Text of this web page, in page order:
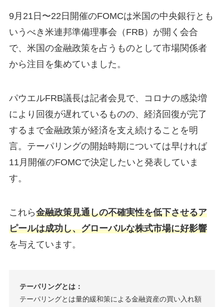
9月21日〜22日開催のFOMCは米国の中央銀行とも
いうべき米連邦準備理事会（FRB）が開く会合
で、米国の金融政策を占うものとして市場関係者
から注目を集めていました。
パウエルFRB議長は記者会見で、コロナの感染増
により回復が遅れているものの、経済回復が完了
するまで金融政策が経済を支え続けることを明
言。テーパリングの開始時期については早ければ
11月開催のFOMCで決定したいと発表していま
す。
これら金融政策見通しの不確実性を低下させるア
ピールは成功し、グローバルな株式市場に好影響
を与えています。
テーパリングとは：
テーパリングとは量的緩和策による金融資産の買い入れ額